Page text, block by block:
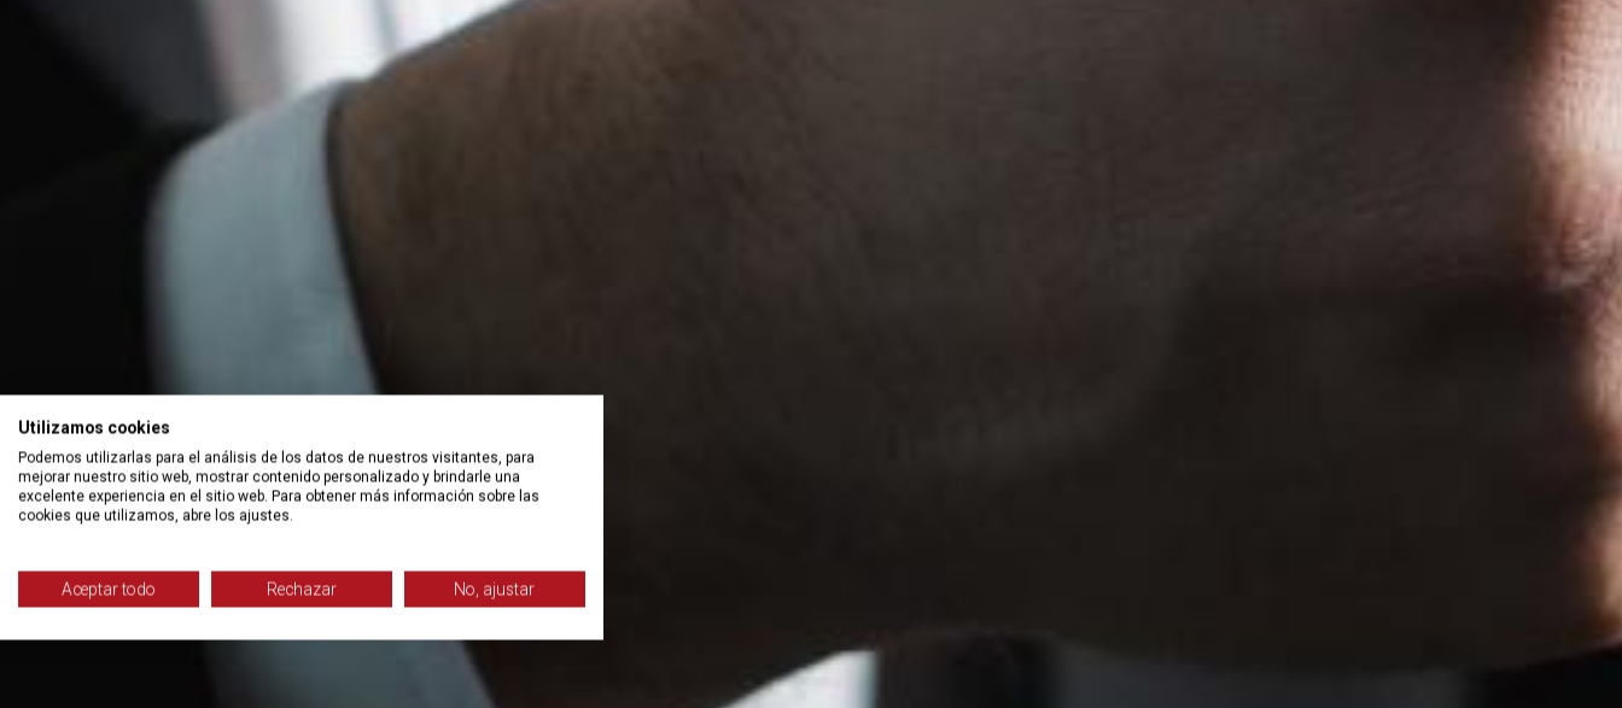
Utilizamos cookies
Podemos utilizarlas para el análisis de los datos de nuestros visitantes, para
mejorar nuestro sitio web, mostrar contenido personalizado y brindarle una
excelente experiencia en el sitio web. Para obtener más información sobre las
cookies que utilizamos, abre los ajustes.
Aceptar todo Rechazar No, ajustar